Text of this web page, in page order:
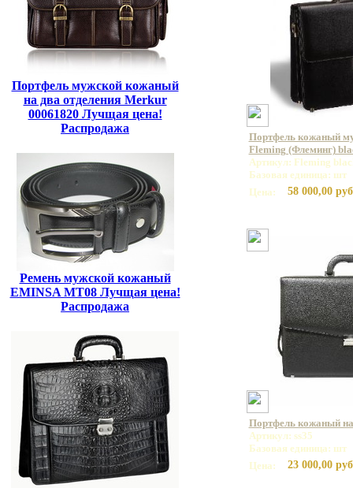
Портфель мужской кожаный
на два отделения Merkur
00061820 Лучщая цена!
Распродажа
Ремень мужской кожаный
EMINSA MT08 Лучщая цена!
Распродажа
Портфель кожаный
Fleming (Флеминг)
Артикул: Fleming
Базовая единица: шт
Цена:
58 000,00
Портфель кожаный на
Артикул: ss35
Базовая единица: шт
Цена:
23 000,00